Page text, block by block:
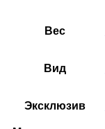
Типоразмер:
Ширина товара:
Вес
Вид
Эксклюзив